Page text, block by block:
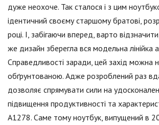
дуже неохоче. Так сталося і з цим
ідентичний своєму старшому братові,
році. І, забігаючи вперед, варто
же дизайн зберегла вся модельна
Справедливості заради, цей захід можна
обґрунтованою. Адже розроблений раз
дозволяє спрямувати сили на
підвищення продуктивності та
A1278. Саме тому ноутбук, випущений в